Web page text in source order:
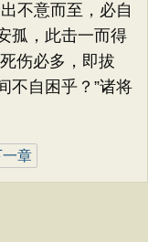
不意而至，必自
孤，此击一而得
伤必多，即拔
不自困乎？”诸将
一章